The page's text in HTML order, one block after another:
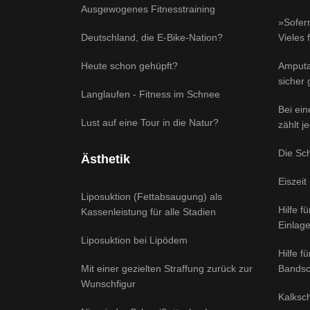
Ausgewogenes Fitnesstraining
Deutschland, die E-Bike-Nation?
Heute schon gehüpft?
Langlaufen - Fitness im Schnee
Lust auf eine Tour in die Natur?
Ästhetik
Liposuktion (Fettabsaugung) als
Kassenleistung für alle Stadien
Liposuktion bei Lipödem
Mit einer gezielten Straffung zurück zur
Wunschfigur
Vieles
sicher
Bei
zählt
Die
Eiszeit
Hilfe
Hilfe